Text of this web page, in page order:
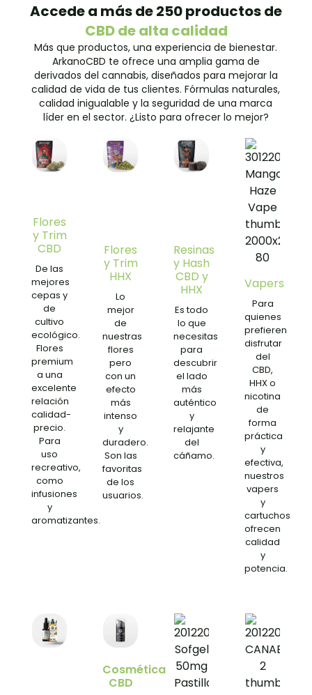
Accede a más de 250 productos de
CBD de alta calidad
Más que productos, una experiencia de bienestar.
ArkanoCBD te ofrece una amplia gama de
derivados del cannabis, diseñados para mejorar la
calidad de vida de tus clientes. Fórmulas naturales,
calidad inigualable y la seguridad de una marca
líder en el sector. ¿Listo para ofrecer lo mejor?
Flores
y Trim
CBD
De las
mejores
cepas y
de
cultivo
ecológico.
Flores
premium
a una
excelente
relación
calidad-
precio.
Para
uso
recreativo,
como
infusiones
y
aromatizantes.
Flores
y Trim
HHX
Lo
mejor
de
nuestras
flores
pero
con un
efecto
más
intenso
y
duradero.
Son las
favoritas
de los
usuarios.
Resinas
y Hash
CBD y
HHX
Es todo
lo que
necesitas
para
descubrir
el lado
más
auténtico
y
relajante
del
cáñamo.
Vapers
Para
quienes
prefieren
disfrutar
del
CBD,
HHX o
nicotina
de
forma
práctica
y
efectiva,
nuestros
vapers
y
cartuchos
ofrecen
calidad
y
potencia.
Cosmética
CBD